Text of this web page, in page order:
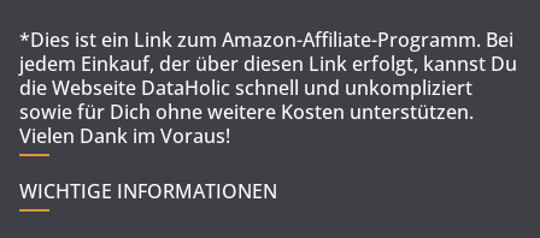
*Dies ist ein Link zum Amazon-Affiliate-Programm. Bei
jedem Einkauf, der über diesen Link erfolgt, kannst Du
die Webseite DataHolic schnell und unkompliziert
sowie für Dich ohne weitere Kosten unterstützen.
Vielen Dank im Voraus!
WICHTIGE INFORMATIONEN